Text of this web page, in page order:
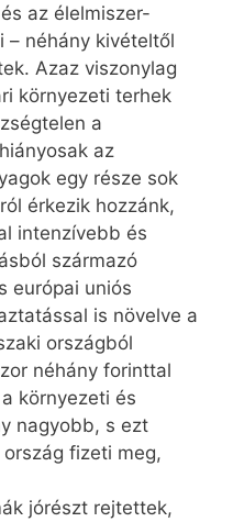
az élelmiszer-
– néhány kivételtől
Azaz viszonylag
környezeti terhek
a
az
egy része sok
érkezik hozzánk,
intenzívebb és
származó
európai uniós
is növelve a
országból
néhány forinttal
környezeti és
nagyobb, s ezt
fizeti meg,
jórészt rejtettek,